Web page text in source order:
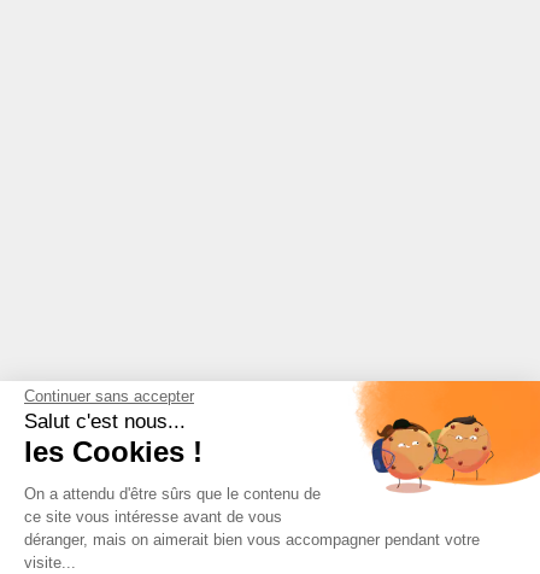
Continuer sans accepter
Salut c'est nous...
les Cookies !
On a attendu d'être sûrs que le contenu de
ce site vous intéresse avant de vous
déranger, mais on aimerait bien vous accompagner pendant votre
visite...